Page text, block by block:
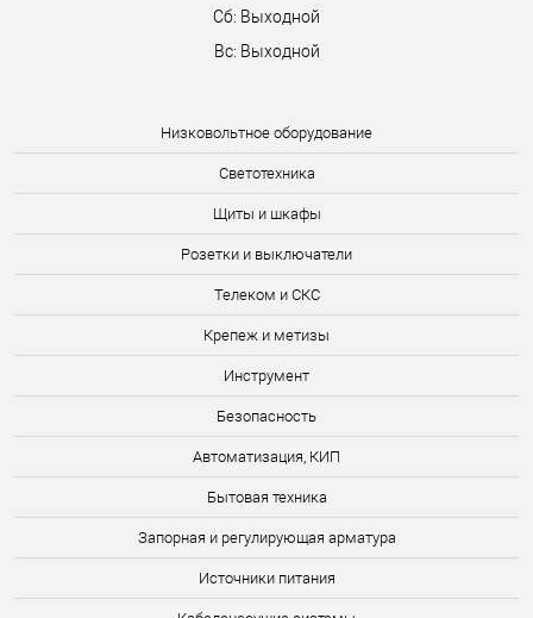
Низковольтное оборудование
Светотехника
Щиты и шкафы
Розетки и выключатели
Телеком и СКС
Крепеж и метизы
Инструмент
Безопасность
Автоматизация, КИП
Бытовая техника
Запорная и регулирующая арматура
Источники питания
Сб: Выходной
Вс: Выходной